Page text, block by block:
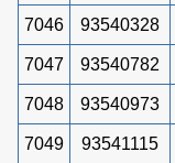
7046 93540328
7047 93540782
7048 93540973
7049 93541115